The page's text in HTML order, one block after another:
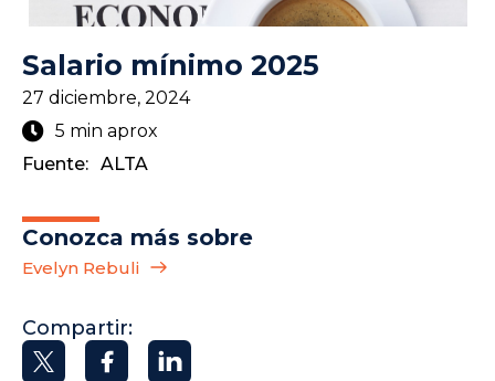
Salario mínimo 2025
27 diciembre, 2024
5 min aprox
Fuente: ALTA
Conozca más sobre
Evelyn Rebuli
Compartir: